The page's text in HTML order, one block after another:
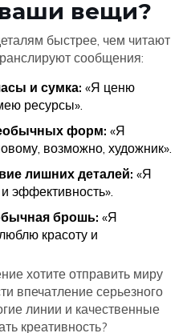
ваши вещи?
быстрее, чем читают
сообщения:
и сумка: «Я ценю
ресурсы».
форм: «Я
возможно, художник».
лишних деталей: «Я
эффективность».
брошь: «Я
красоту и
хотите отправить миру
впечатление серьезного
линии и качественные
креативность?